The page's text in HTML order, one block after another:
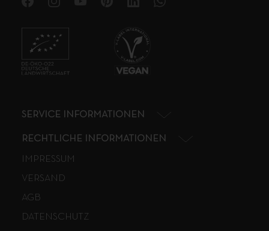
SERVICE INFORMATIONEN
RECHTLICHE INFORMATIONEN
IMPRESSUM
VERSAND
AGB
DATENSCHUTZ